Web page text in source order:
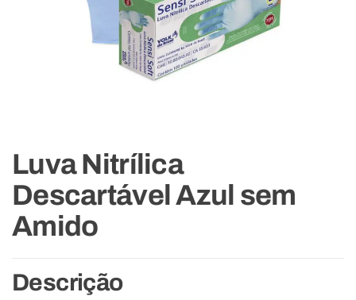
Luva Nitrílica
Descartável Azul sem
Amido
Descrição